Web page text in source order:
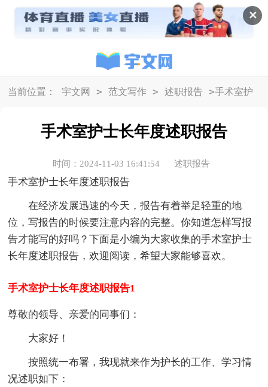
✕
当前位置： 宇文网 > 范文写作 > 述职报告 >手术室护
士长年度述职报告
手术室护士长年度述职报告
时间：2024-11-03 16:41:54 述职报告
手术室护士长年度述职报告
在经济发展迅速的今天，报告有着举足轻重的地
位，写报告的时候要注意内容的完整。你知道怎样写报
告才能写的好吗？下面是小编为大家收集的手术室护士
长年度述职报告，欢迎阅读，希望大家能够喜欢。
手术室护士长年度述职报告1
尊敬的领导、亲爱的同事们：
大家好！
按照统一布署，我现就来作为护长的工作、学习情
况述职如下：